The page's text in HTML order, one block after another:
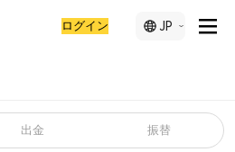
ログイン JP
出金 振替